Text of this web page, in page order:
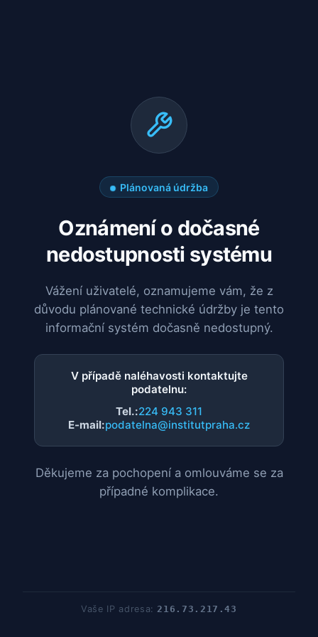
Plánovaná údržba
Oznámení o dočasné
nedostupnosti systému
Vážení uživatelé, oznamujeme vám, že z
důvodu plánované technické údržby je tento
informační systém dočasně nedostupný.
V případě naléhavosti kontaktujte
podatelnu:
Tel.:224 943 311
E-mail:podatelna@institutpraha.cz
Děkujeme za pochopení a omlouváme se za
případné komplikace.
Vaše IP adresa:216.73.217.43